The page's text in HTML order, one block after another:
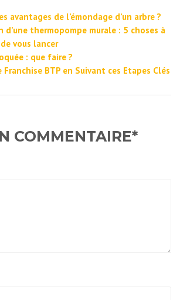
avantages de l’émondage d’un arbre ?
d’une thermopompe murale : 5 choses à
vous lancer
: que faire ?
Franchise BTP en Suivant ces Etapes Clés
COMMENTAIRE*